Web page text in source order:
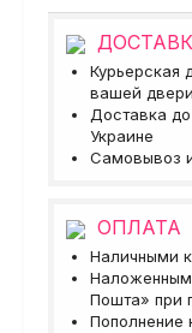
Курьерская
вашей двери
Доставка
Украине
Самовывоз
ОПЛАТА
Наличными
Пошта» при
Пополнение